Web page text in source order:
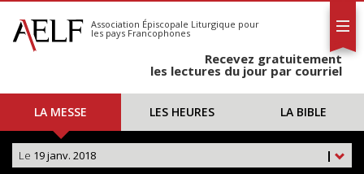
S'abonner
Calendrier
Association Épiscopale Liturgique pour
les pays Francophones
Recevez gratuitement
les lectures du jour par courriel
LA MESSE LES HEURES LA BIBLE
|
Le 19 janv. 2018